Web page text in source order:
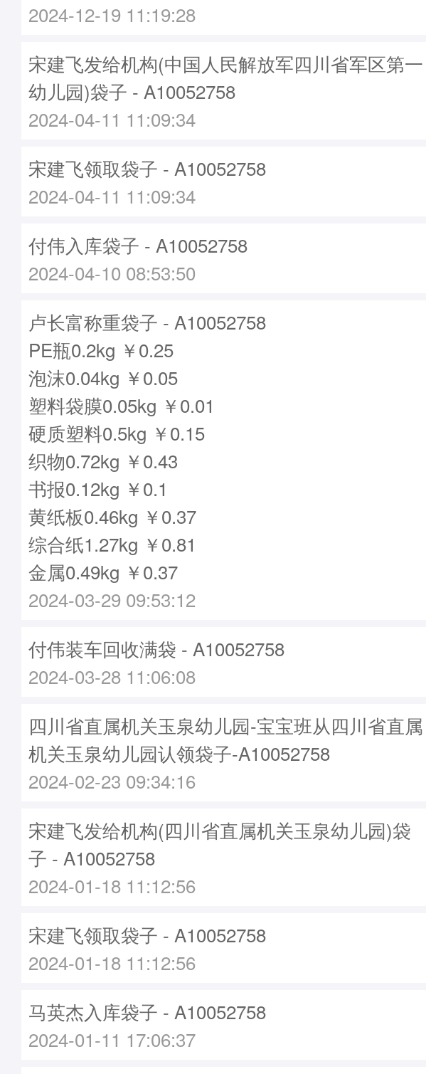
2024-12-19 11:19:28
宋建飞发给机构(中国人民解放军四川省军区第一
幼儿园)袋子 - A10052758
2024-04-11 11:09:34
宋建飞领取袋子 - A10052758
2024-04-11 11:09:34
付伟入库袋子 - A10052758
2024-04-10 08:53:50
卢长富称重袋子 - A10052758
PE瓶0.2kg ￥0.25
泡沫0.04kg ￥0.05
塑料袋膜0.05kg ￥0.01
硬质塑料0.5kg ￥0.15
织物0.72kg ￥0.43
书报0.12kg ￥0.1
黄纸板0.46kg ￥0.37
综合纸1.27kg ￥0.81
金属0.49kg ￥0.37
2024-03-29 09:53:12
付伟装车回收满袋 - A10052758
2024-03-28 11:06:08
四川省直属机关玉泉幼儿园-宝宝班从四川省直属
机关玉泉幼儿园认领袋子-A10052758
2024-02-23 09:34:16
宋建飞发给机构(四川省直属机关玉泉幼儿园)袋
子 - A10052758
2024-01-18 11:12:56
宋建飞领取袋子 - A10052758
2024-01-18 11:12:56
马英杰入库袋子 - A10052758
2024-01-11 17:06:37